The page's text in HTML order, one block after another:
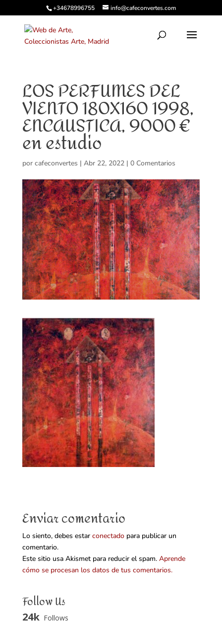
+34678996755 info@cafeconvertes.com
LOS PERFUMES DEL
VIENTO 180X160 1998,
ENCAUSTICA, 9000 €
en estudio
por cafeconvertes | Abr 22, 2022| 0 Comentarios
Enviar comentario
Lo siento, debes estar conectadopara publicar un
comentario.
Este sitio usa Akismet para reducir el spam. Aprende
cómo se procesan los datos de tus comentarios.
Follow Us
24k Follows